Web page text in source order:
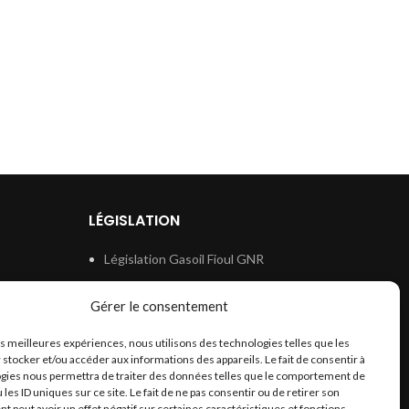
Gérer le consentement
meilleures expériences, nous utilisons des technologies telles que les
et/ou accéder aux informations des appareils. Le fait de consentir à
nous permettra de traiter des données telles que le comportement de
les ID uniques sur ce site. Le fait de ne pas consentir ou de retirer son
LÉGISLATION
Législation Gasoil Fioul GNR
Législation Eau
Législation Lubrifiant
Législation Phytosanitaire